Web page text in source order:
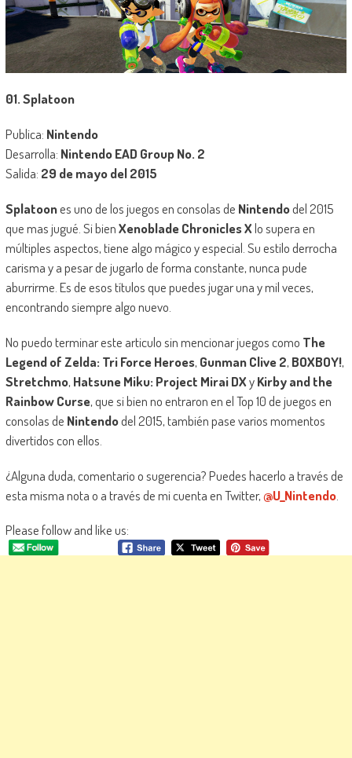
01. Splatoon
Publica: Nintendo
Desarrolla: Nintendo EAD Group No. 2
Salida: 29 de mayo del 2015
Splatoones uno de los juegos en consolas de Nintendodel 2015
que mas jugué. Si bienXenoblade Chronicles Xlo supera en
múltiples aspectos, tiene algo mágico y especial. Su estilo derrocha
carisma y a pesar de jugarlo de forma constante, nunca pude
aburrirme. Es de esos títulos que puedes jugar una y mil veces,
encontrando siempre algo nuevo.
No puedo terminar este articulo sin mencionar juegos como The
Legend of Zelda: Tri Force Heroes, Gunman Clive 2, BOXBOY!,
Stretchmo, Hatsune Miku: Project Mirai DXyKirby and the
Rainbow Curse, que si bien no entraron en el Top 10 de juegos en
consolas de Nintendodel 2015, también pase varios momentos
divertidos con ellos.
¿Alguna duda, comentario o sugerencia? Puedes hacerlo a través de
esta misma nota o a través de mi cuenta en Twitter,@U_Nintendo.
Please follow and like us: